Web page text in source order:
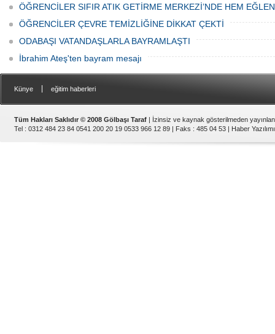
ÖĞRENCİLER SIFIR ATIK GETİRME MERKEZİ’NDE HEM
ÖĞRENCİLER ÇEVRE TEMİZLİĞİNE DİKKAT ÇEKTİ
ODABAŞI VATANDAŞLARLA BAYRAMLAŞTI
İbrahim Ateş'ten bayram mesajı
Künye eğitim haberleri
Tüm Hakları Saklıdır © 2008 Gölbaşı Taraf | İzinsiz ve kaynak gösterilmeden
Tel : 0312 484 23 84 0541 200 20 19 0533 966 12 89 | Faks : 485 04 53 | Haber Yazılımı